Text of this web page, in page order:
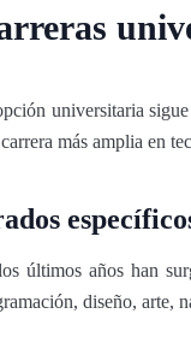
universitaria
más amplia en
últimos años han
diseño, arte,